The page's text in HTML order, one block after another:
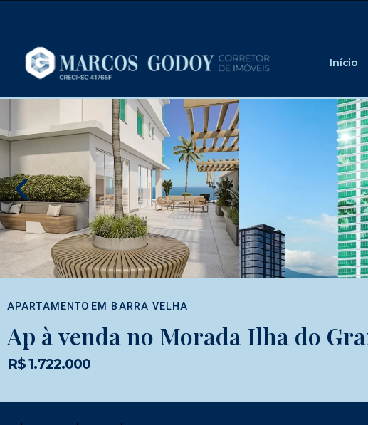
Início
APARTAMENTO EM BARRA VELHA
Ap à venda no Morada Ilha do
R$ 1.722.000